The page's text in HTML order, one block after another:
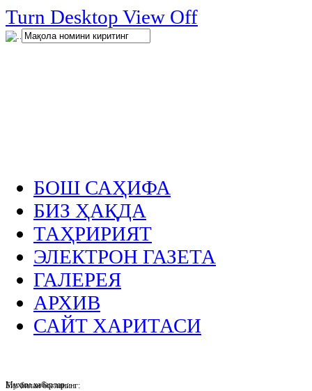
Turn Desktop View Off
.
БОШ САҲИФА
БИЗ ҲАҚДА
ТАҲРИРИЯТ
ЭЛЕКТРОН ГАЗЕТА
ГАЛЕРЕЯ
АРХИВ
САЙТ ХАРИТАСИ
Муҳим хабарлар :
Биз билан боғланинг: